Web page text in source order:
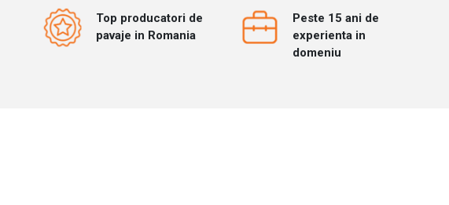
Top producatori de
pavaje in Romania
Peste 15 ani de
experienta in
domeniu